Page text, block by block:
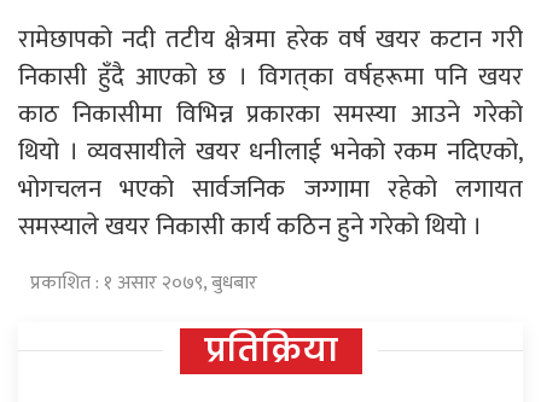
रामेछापको नदी तटीय क्षेत्रमा हरेक वर्ष खयर कटान गरी
निकासी हुँदै आएको छ । विगत्‌का वर्षहरूमा पनि खयर
काठ निकासीमा विभिन्न प्रकारका समस्या आउने गरेको
थियो । व्यवसायीले खयर धनीलाई भनेको रकम नदिएको,
भोगचलन भएको सार्वजनिक जग्गामा रहेको लगायत
समस्याले खयर निकासी कार्य कठिन हुने गरेको थियो ।
प्रकाशित : १ असार २०७९, बुधबार
प्रतिक्रिया